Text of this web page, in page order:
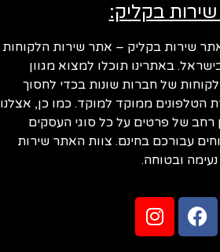
בקליק:
שירות בקליק – אתר שירות הלקוחות
באתרינו תוכלו למצוא מגוון
של חברות שונות בכדי לחסוך
ממוקד למוקד. כמו כן, אצלנו
של פרטים על כל סוגי העסקים
עבורכם בחינם. צוות האתר שירות
ובטוחה.